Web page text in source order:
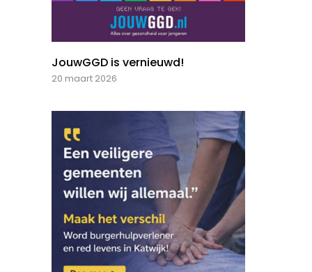
JouwGGD is vernieuwd!
20 maart 2026